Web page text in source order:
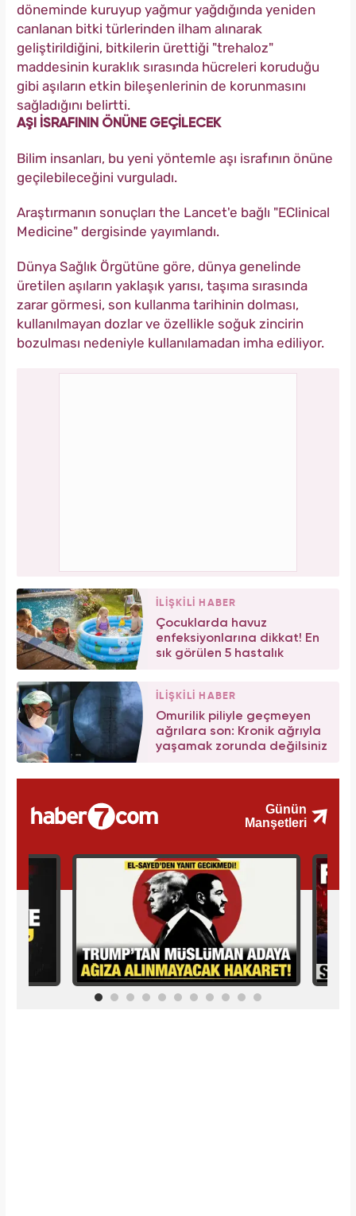
döneminde kuruyup yağmur yağdığında yeniden
canlanan bitki türlerinden ilham alınarak
geliştirildiğini, bitkilerin ürettiği "trehaloz"
maddesinin kuraklık sırasında hücreleri koruduğu
gibi aşıların etkin bileşenlerinin de korunmasını
sağladığını belirtti.
AŞI İSRAFININ ÖNÜNE GEÇİLECEK
Bilim insanları, bu yeni yöntemle aşı israfının önüne
geçilebileceğini vurguladı.
Araştırmanın sonuçları the Lancet'e bağlı "EClinical
Medicine" dergisinde yayımlandı.
Dünya Sağlık Örgütüne göre, dünya genelinde
üretilen aşıların yaklaşık yarısı, taşıma sırasında
zarar görmesi, son kullanma tarihinin dolması,
kullanılmayan dozlar ve özellikle soğuk zincirin
bozulması nedeniyle kullanılamadan imha ediliyor.
İLİŞKİLİ HABER
Çocuklarda havuz
enfeksiyonlarına dikkat! En
sık görülen 5 hastalık
İLİŞKİLİ HABER
Omurilik piliyle geçmeyen
ağrılara son: Kronik ağrıyla
yaşamak zorunda değilsiniz